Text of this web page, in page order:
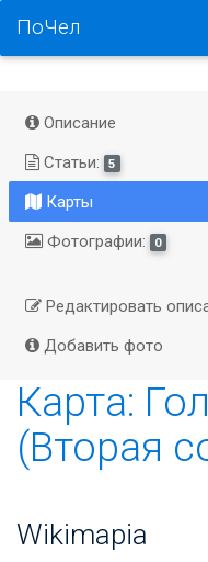
ПоЧел
Описание
Статьи:
5
Карты
Фотографии:
0
Редактировать
Добавить фото
Карта:
(Вторая
Wikimapia